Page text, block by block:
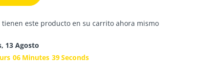
tienen este producto en su carrito ahora mismo
13 Agosto
06 Minutes 38Seconds